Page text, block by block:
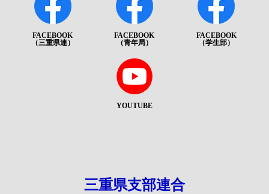
FACEBOOK
（三重県連）
FACEBOOK
（青年局）
FACEBOOK
（学生部）
YOUTUBE
三重県支部連合